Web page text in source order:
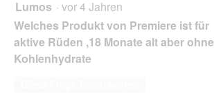
Lumos · vor 4 Jahren
Welches Produkt von Premiere ist für
aktive Rüden ,18 Monate alt aber ohne
Kohlenhydrate